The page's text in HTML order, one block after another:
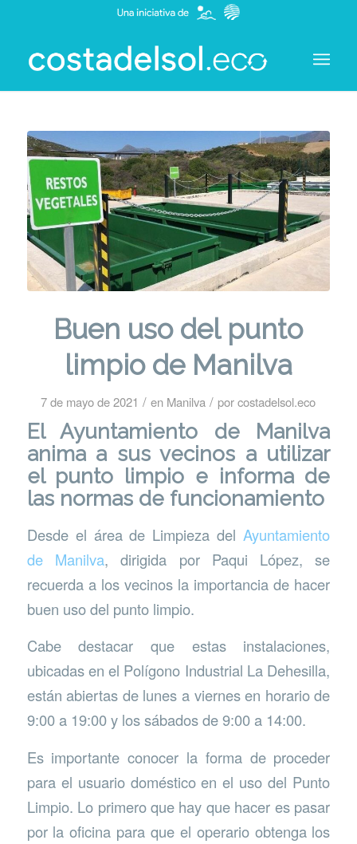
Buen uso del punto
limpio de Manilva
7 de mayo de 2021 / en Manilva / porcostadelsol.eco
El Ayuntamiento de Manilva
anima a sus vecinos a utilizar
el punto limpio e informa de
las normas de funcionamiento
Desde el área de Limpieza delAyuntamiento
de Manilva, dirigida por Paqui López, se
recuerda a los vecinos la importancia de hacer
buen uso del punto limpio.
Cabe destacar que estas instalaciones,
ubicadas en el Polígono Industrial La Dehesilla,
están abiertas de lunes a viernes en horario de
9:00 a 19:00 y los sábados de 9:00 a 14:00.
Es importante conocer la forma de proceder
para el usuario doméstico en el uso del Punto
Limpio. Lo primero que hay que hacer es pasar
por la oficina para que el operario obtenga los